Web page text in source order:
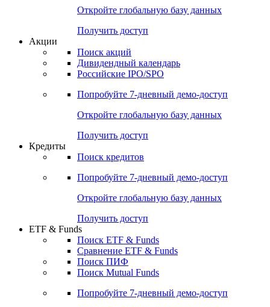
Откройте глобальную базу данных
Получить доступ
Акции
Поиск акций
Дивидендный календарь
Российские IPO/SPO
Попробуйте 7-дневный демо-доступ
Откройте глобальную базу данных
Получить доступ
Кредиты
Поиск кредитов
Попробуйте 7-дневный демо-доступ
Откройте глобальную базу данных
Получить доступ
ETF & Funds
Поиск ETF & Funds
Сравнение ETF & Funds
Поиск ПИФ
Поиск Mutual Funds
Попробуйте 7-дневный демо-доступ